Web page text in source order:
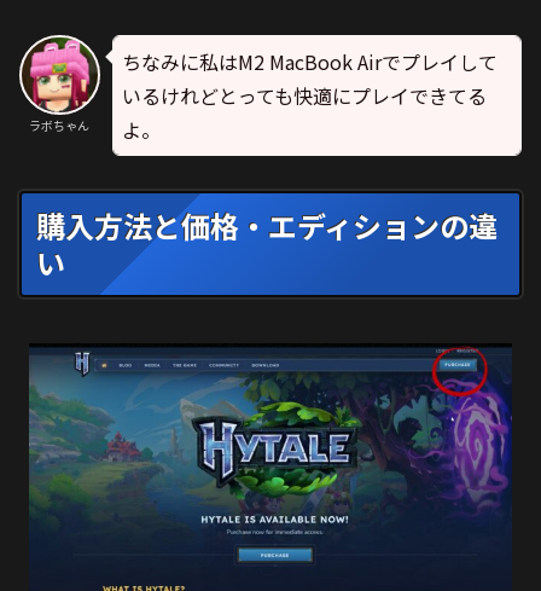
ラボちゃん
ちなみに私はM2 MacBook Airでプレイして
いるけれどとっても快適にプレイできてる
よ。
購入方法と価格・エディションの違
い